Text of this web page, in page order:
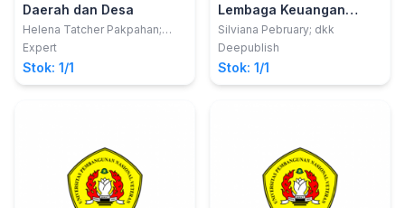
Daerah dan Desa
Helena Tatcher Pakpahan;
Yonge Liston Verwin
Sihombing
Expert
Stok: 1/1
Lembaga Keuangan
Mikro Syariah
Silviana Pebruary; dkk
Deepublish
Stok: 1/1